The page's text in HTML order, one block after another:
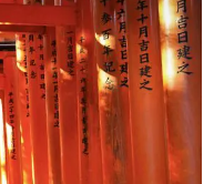
กใหญ่ แอดมินก็ต้องกลับ
ต่อ เดี๋ยวไปช้ากลัวว่าคน
งอีกยาวขึ้นไปบน
ภูเขาอิน
ะมีศาลเจ้าย่อยๆ อีกหลาย